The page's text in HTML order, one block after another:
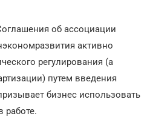
об ассоциации
активно
регулирования (а
путем введения
бизнес использовать
работе.